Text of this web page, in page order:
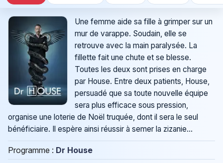
Une femme aide sa fille à grimper sur un
mur de varappe. Soudain, elle se
retrouve avec la main paralysée. La
fillette fait une chute et se blesse.
Toutes les deux sont prises en charge
par House. Entre deux patients, House,
persuadé que sa toute nouvelle équipe
sera plus efficace sous pression,
organise une loterie de Noël truquée, dont il sera le seul
bénéficiaire. Il espère ainsi réussir à semer la zizanie...
Programme : Dr House